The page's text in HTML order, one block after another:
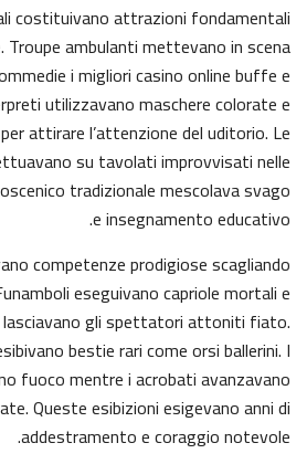
costituivano attrazioni fondamentali
Troupe ambulanti mettevano in scena
i migliori casino online buffe e
utilizzavano maschere colorate e
attirare l’attenzione del uditorio. Le
su tavolati improvvisati nelle
tradizionale mescolava svago
e insegnamento educativo.
competenze prodigiose scagliando
eseguivano capriole mortali e
lasciavano gli spettatori attoniti fiato.
bestie rari come orsi ballerini. I
fuoco mentre i acrobati avanzavano
Queste esibizioni esigevano anni di
addestramento e coraggio notevole.